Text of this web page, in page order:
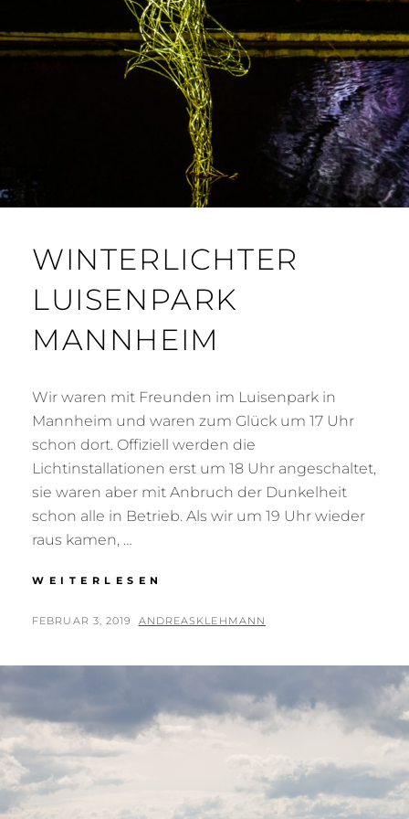
WINTERLICHTER
LUISENPARK
MANNHEIM
Wir waren mit Freunden im Luisenpark in
Mannheim und waren zum Glück um 17 Uhr
schon dort. Offiziell werden die
Lichtinstallationen erst um 18 Uhr angeschaltet,
sie waren aber mit Anbruch der Dunkelheit
schon alle in Betrieb. Als wir um 19 Uhr wieder
raus kamen, …
WEITERLESEN
MANNHEIM
POSTED
FEBRUAR 3, 2019 BY
ANDREASKLEHMANN